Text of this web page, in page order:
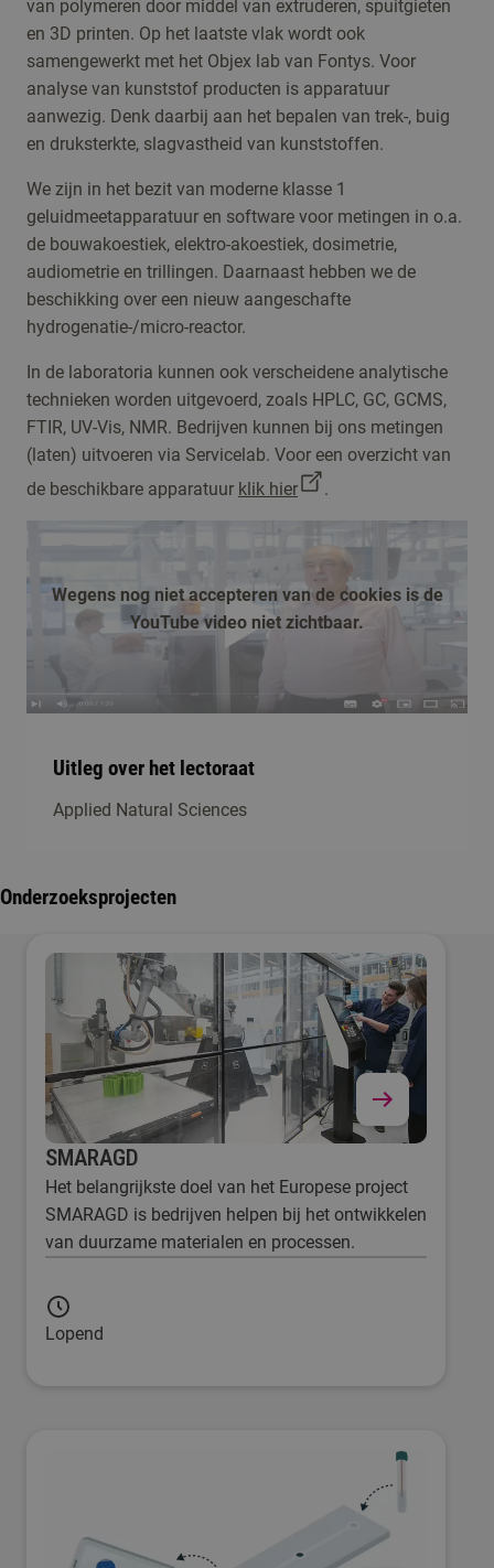
van polymeren door middel van extruderen, spuitgieten
en 3D printen. Op het laatste vlak wordt ook
samengewerkt met het Objex lab van Fontys. Voor
analyse van kunststof producten is apparatuur
aanwezig. Denk daarbij aan het bepalen van trek-, buig
en druksterkte, slagvastheid van kunststoffen.
We zijn in het bezit van moderne klasse 1
geluidmeetapparatuur en software voor metingen in o.a.
de bouwakoestiek, elektro-akoestiek, dosimetrie,
audiometrie en trillingen. Daarnaast hebben we de
beschikking over een nieuw aangeschafte
hydrogenatie-/micro-reactor.
In de laboratoria kunnen ook verscheidene analytische
technieken worden uitgevoerd, zoals HPLC, GC, GCMS,
FTIR, UV-Vis, NMR. Bedrijven kunnen bij ons metingen
(laten) uitvoeren via Servicelab. Voor een overzicht van
de beschikbare apparatuur klik hier .
afspelen
Wegens nog niet accepteren van de cookies is de
YouTube video niet zichtbaar.
Uitleg over het lectoraat
Applied Natural Sciences
Onderzoeksprojecten
SMARAGD
Het belangrijkste doel van het Europese project
SMARAGD is bedrijven helpen bij het ontwikkelen
van duurzame materialen en processen.
Lopend